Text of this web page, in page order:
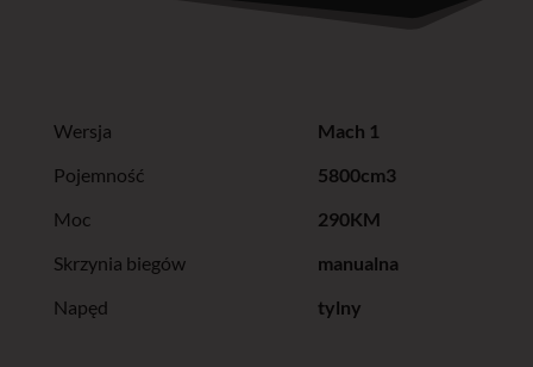
Wersja
Mach 1
Pojemność
5800cm3
Moc
290KM
Skrzynia biegów
manualna
Napęd
tylny